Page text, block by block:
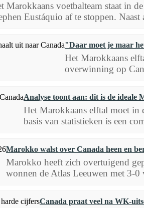
Marokkaans voetbalteam staat in
Eustáquio af te stoppen.
"Daar moet je maar
Het Marokkaans
overwinning op
Analyse toont aan: dit is de ideale
Het Marokkaans elftal moet in
basis van statistieken is een
Marokko walst over Canada heen en
Marokko heeft zich overtuigend
wonnen de Atlas Leeuwen met 3-
Canada praat veel na WK-